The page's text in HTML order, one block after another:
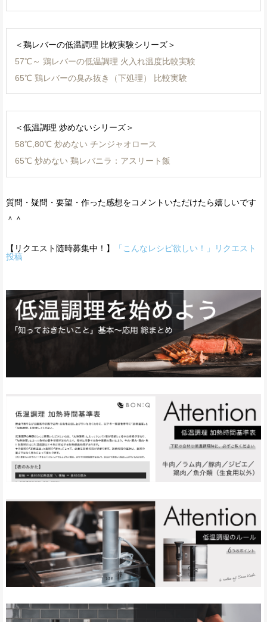
＜鶏レバーの低温調理 比較実験シリーズ＞
57℃～ 鶏レバーの低温調理 火入れ温度比較実験
65℃ 鶏レバーの臭み抜き（下処理） 比較実験
＜低温調理 炒めないシリーズ＞
58℃,80℃ 炒めない チンジャオロース
65℃ 炒めない 鶏レバニラ：アスリート飯
質問・疑問・要望・作った感想をコメントいただけたら嬉しいです
＾＾
【リクエスト随時募集中！】
「こんなレシピ欲しい！」リクエスト
投稿